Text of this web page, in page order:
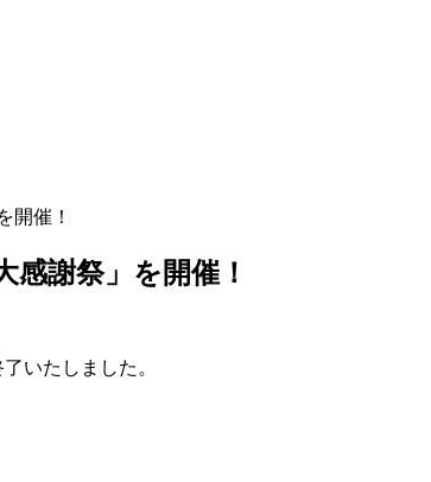
開催！
感謝祭」を開催！
いたしました。